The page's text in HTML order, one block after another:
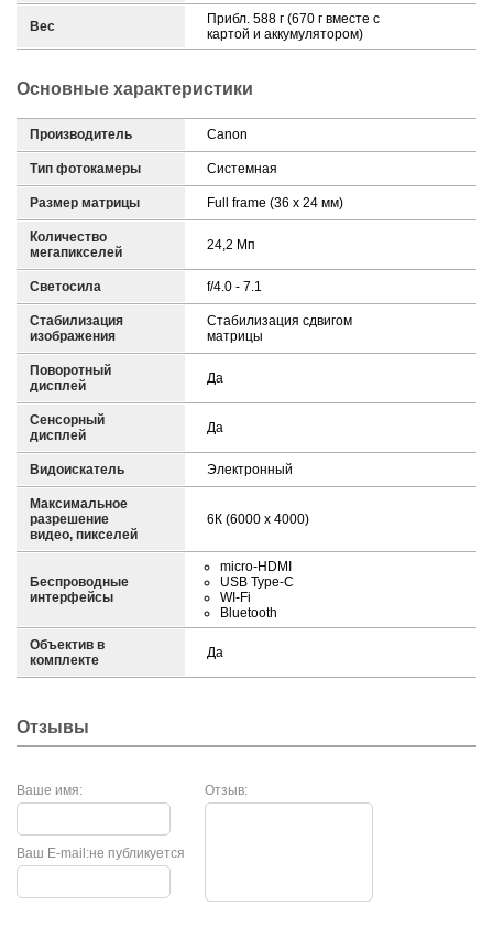
Вес
Прибл. 588 г (670 г вместе с
картой и аккумулятором)
Основные характеристики
Производитель Canon
Тип фотокамеры Системная
Размер матрицы Full frame (36 x 24 мм)
Количество
мегапикселей
24,2 Mп
Светосила f/4.0 - 7.1
Стабилизация
изображения
Стабилизация сдвигом
матрицы
Поворотный
дисплей
Да
Сенсорный
дисплей
Да
Видоискатель Электронный
Максимальное
разрешение
видео, пикселей
6К (6000 х 4000)
Беспроводные
интерфейсы
micro-HDMI
USB Type-C
WI-Fi
Bluetooth
Объектив в
комплекте
Да
Отзывы
Ваше имя: Отзыв:
не публикуется
Ваш E-mail: